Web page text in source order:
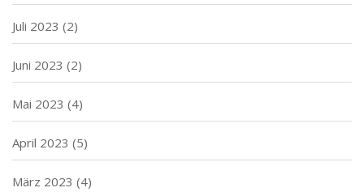
Juli 2023 (2)
Juni 2023 (2)
Mai 2023 (4)
April 2023 (5)
März 2023 (4)